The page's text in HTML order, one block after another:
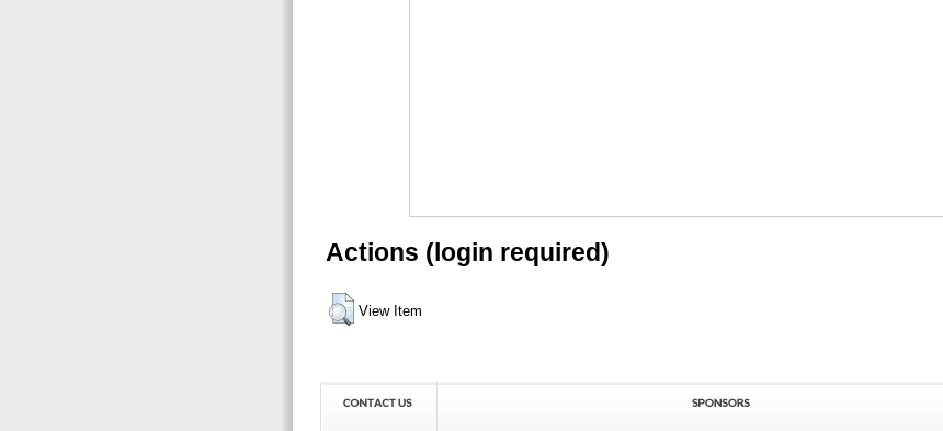
Actions (login required)
View Item